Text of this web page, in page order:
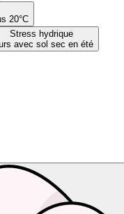
20°C
Stress hydrique
avec sol sec en été